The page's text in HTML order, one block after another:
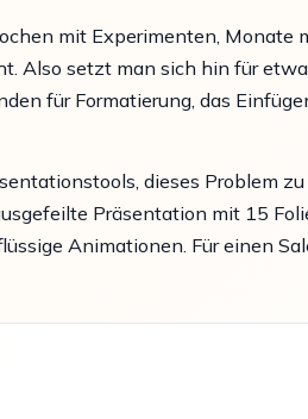
mit Experimenten, Monate
Also setzt man sich hin für
für Formatierung, das
dieses Problem zu
Präsentation mit 15
Animationen. Für einen